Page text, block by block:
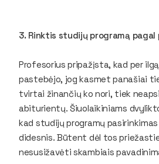
3. Rinktis studijų programą pagal
Profesorius pripažįsta, kad per
pastebėjo, jog kasmet panašiai
tvirtai žinančių ko nori, tiek
abiturientų. Šiuolaikiniams
kad studijų programų
didesnis. Būtent dėl tos
nesusižavėti skambiais